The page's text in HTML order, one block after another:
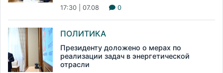
17:30 | 07.08 0
ПОЛИТИКА
Президенту доложено о мерах по
реализации задач в энергетической
отрасли